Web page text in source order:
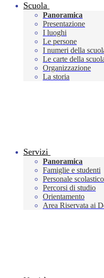
Scuola
Panoramica
Presentazione
I luoghi
Le persone
I numeri della
Le carte della
Organizzazione
La storia
Servizi
Panoramica
Famiglie e studenti
Personale scolastico
Percorsi di studio
Orientamento
Area Riservata ai